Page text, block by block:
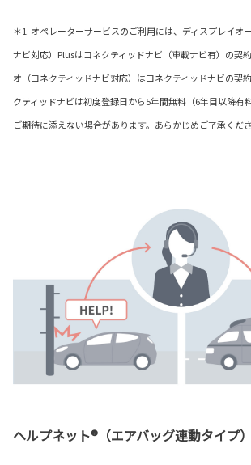
＊1. オペレーターサービスのご利用には、ディスプレイオ
ナビ対応）Plusはコネクティッドナビ（車載ナビ有）の契
オ（コネクティッドナビ対応）はコネクティッドナビの契
クティッドナビは初度登録日から5年間無料（6年目以降
ご期待に添えない場合があります。あらかじめご了承くださ
ヘルプネット®（エアバッグ連動タイプ）